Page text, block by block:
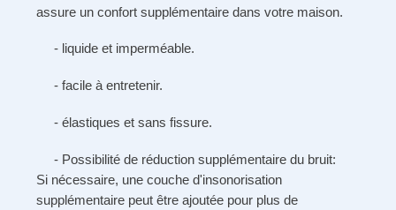
assure un confort supplémentaire dans votre maison.
- liquide et imperméable.
- facile à entretenir.
- élastiques etsans fissure.
- Possibilité de réduction supplémentaire du bruit:
Si nécessaire, une couche d'insonorisation
supplémentaire peut être ajoutée pour plus de